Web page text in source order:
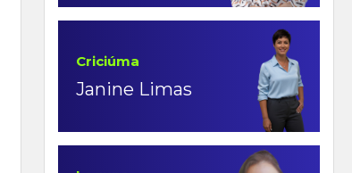
Criciúma
Janine Limas